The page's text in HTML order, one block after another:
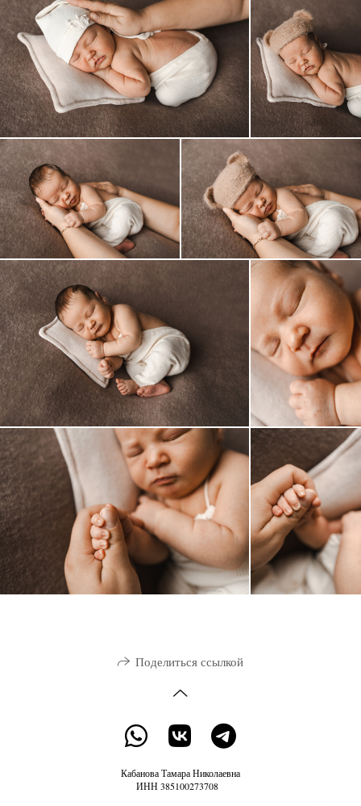
Поделиться ссылкой
Кабанова Тамара Николаевна
ИНН 385100273708